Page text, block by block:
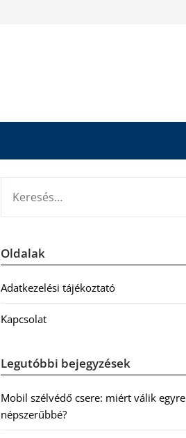
Oldalak
Adatkezelési tájékoztató
Kapcsolat
Legutóbbi bejegyzések
Mobil szélvédő csere: miért válik egyre
népszerűbbé?